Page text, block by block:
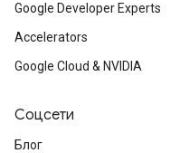
Google Developer Experts
Accelerators
Google Cloud & NVIDIA
Соцсети
Блог